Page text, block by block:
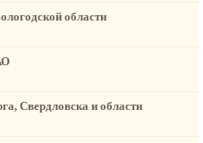
области
Свердловска и области